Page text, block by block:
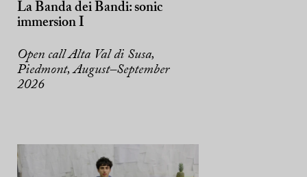
La Banda dei Bandi: sonic
immersion I
Open call Alta Val di Susa,
Piedmont, August–September
2026